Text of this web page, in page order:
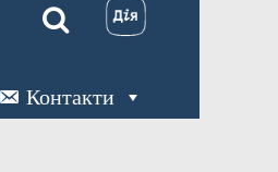
Контакти